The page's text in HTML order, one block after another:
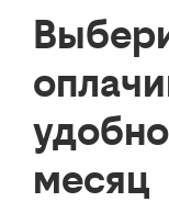
месяц